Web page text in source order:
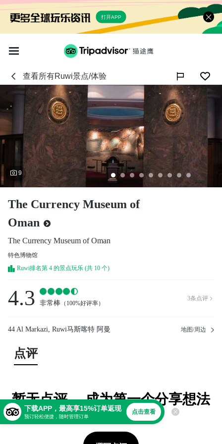
打开APP
查看所有Ruwi景点/体验
 9
The Currency Museum of
Oman
The Currency Museum of Oman
特色博物馆
Ruwi排名第 4 的景点玩乐 (共 10 个)
4.3 非常棒 （ 100%好评率）
3条点评 
44 Al Markazi, Ruwi马斯喀特 阿曼 地图/周边
点评
暂无点评。 成为第一个分享想法
的人！
下载APP，最高享15%订单返现
预订轻松便捷，随时管理订单
点击查看